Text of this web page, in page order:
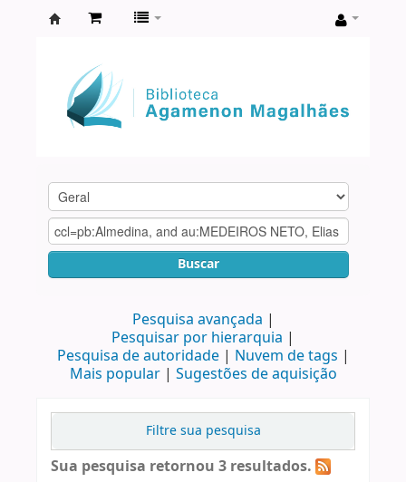
Agamenon
Magalhães
Buscar
Pesquisa avançada
Pesquisar por hierarquia
Pesquisa de autoridade
Nuvem de tags
Mais popular
Sugestões de aquisição
Filtre sua pesquisa
Sua pesquisa retornou 3 resultados.